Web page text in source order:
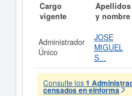
Cargo
vigente
Apellidos
y nombre
Administrador
Único
JOSE
MIGUEL
S...
Consulte los1
censados en eInforma